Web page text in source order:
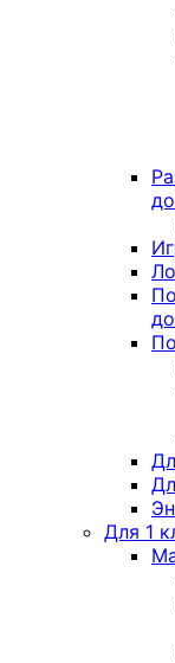
Для 1